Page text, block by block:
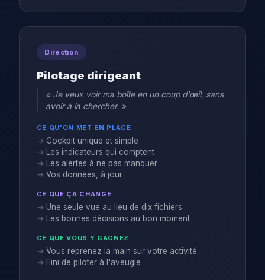
Direction
Pilotage dirigeant
« Je veux voir ma boîte en un coup d'œil, sans
avoir à la chercher. »
CE QU'ON MET EN PLACE
Cockpit unique et simple
Les indicateurs qui comptent
Les alertes à ne pas manquer
Vos données, à jour
CE QUE ÇA CHANGE
Une seule vue au lieu de dix fichiers
Les bonnes décisions au bon moment
CE QUE VOUS Y GAGNEZ
Vous reprenez la main sur votre activité
Fini de piloter à l'aveugle